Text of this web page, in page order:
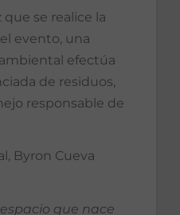
se realice la
evento, una
efectúa
de residuos,
responsable de
Byron Cueva
que nace